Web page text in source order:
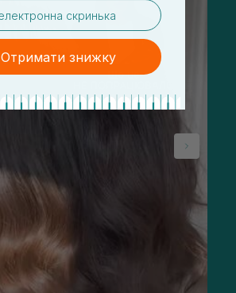
Отримати знижку